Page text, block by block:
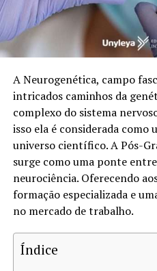
A Neurogenética, campo
intricados caminhos da
complexo do sistema
isso ela é considerada como
universo científico. A Pós-
surge como uma ponte
neurociência. Oferecendo
formação especializada e
no mercado de trabalho.
Índice